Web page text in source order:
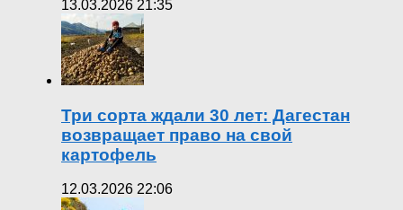
13.03.2026 21:35
Три сорта ждали 30 лет: Дагестан
возвращает право на свой
картофель
12.03.2026 22:06